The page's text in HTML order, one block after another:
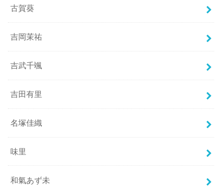
古賀葵
吉岡茉祐
吉武千颯
吉田有里
名塚佳織
味里
和氣あず未